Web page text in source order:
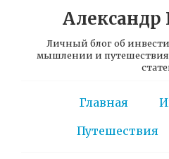
Александр
Личный блог об
мышлении и
Главная
Путешествия